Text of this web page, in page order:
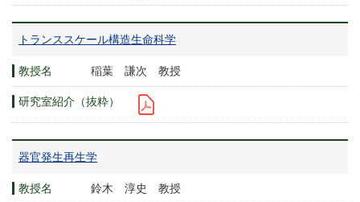
トランススケール構造生命科学
稲葉 謙次 教授
器官発生再生学
鈴木 淳史 教授